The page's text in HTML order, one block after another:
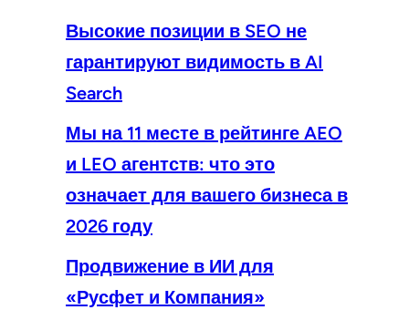
Высокие позиции в SEO не
гарантируют видимость в AI
Search
Мы на 11 месте в рейтинге AEO
и LEO агентств: что это
означает для вашего бизнеса в
2026 году
Продвижение в ИИ для
«Русфет и Компания»